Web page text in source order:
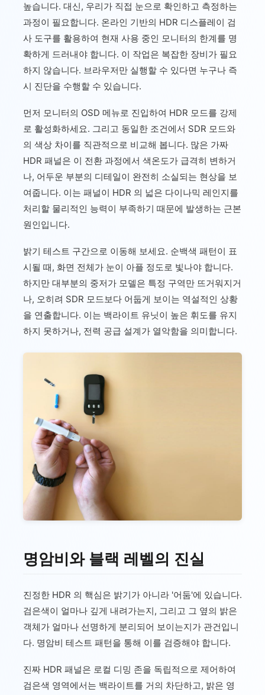
높습니다. 대신, 우리가 직접 눈으로 확인하고 측정하는
과정이 필요합니다. 온라인 기반의 HDR 디스플레이 검
사 도구를 활용하여 현재 사용 중인 모니터의 한계를 명
확하게 드러내야 합니다. 이 작업은 복잡한 장비가 필요
하지 않습니다. 브라우저만 실행할 수 있다면 누구나 즉
시 진단을 수행할 수 있습니다.
먼저 모니터의 OSD 메뉴로 진입하여 HDR 모드를 강제
로 활성화하세요. 그리고 동일한 조건에서 SDR 모드와
의 색상 차이를 직관적으로 비교해 봅니다. 많은 가짜
HDR 패널은 이 전환 과정에서 색온도가 급격히 변하거
나, 어두운 부분의 디테일이 완전히 소실되는 현상을 보
여줍니다. 이는 패널이 HDR 의 넓은 다이나믹 레인지를
처리할 물리적인 능력이 부족하기 때문에 발생하는 근본
원인입니다.
밝기 테스트 구간으로 이동해 보세요. 순백색 패턴이 표
시될 때, 화면 전체가 눈이 아플 정도로 빛나야 합니다.
하지만 대부분의 중저가 모델은 특정 구역만 뜨거워지거
나, 오히려 SDR 모드보다 어둡게 보이는 역설적인 상황
을 연출합니다. 이는 백라이트 유닛이 높은 휘도를 유지
하지 못하거나, 전력 공급 설계가 열악함을 의미합니다.
명암비와 블랙 레벨의 진실
진정한 HDR 의 핵심은 밝기가 아니라 '어둠'에 있습니다.
검은색이 얼마나 깊게 내려가는지, 그리고 그 옆의 밝은
객체가 얼마나 선명하게 분리되어 보이는지가 관건입니
다. 명암비 테스트 패턴을 통해 이를 검증해야 합니다.
진짜 HDR 패널은 로컬 디밍 존을 독립적으로 제어하여
검은색 영역에서는 백라이트를 거의 차단하고, 밝은 영